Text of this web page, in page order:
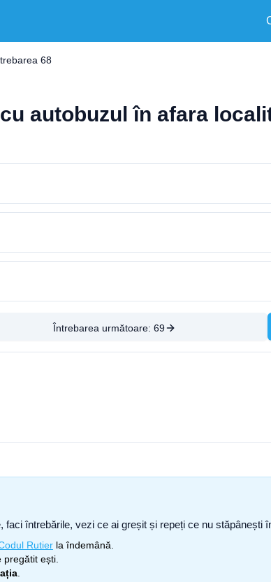
68
autobuzul în afara
Întrebarea următoare: 69
întrebările, vezi ce ai greșit și repeți ce nu
Rutier la îndemână.
ești.